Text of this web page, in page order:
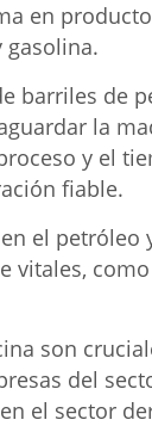
en
gasolina.
barriles de
la
y el
fiable.
el petróleo
son
del
el sector